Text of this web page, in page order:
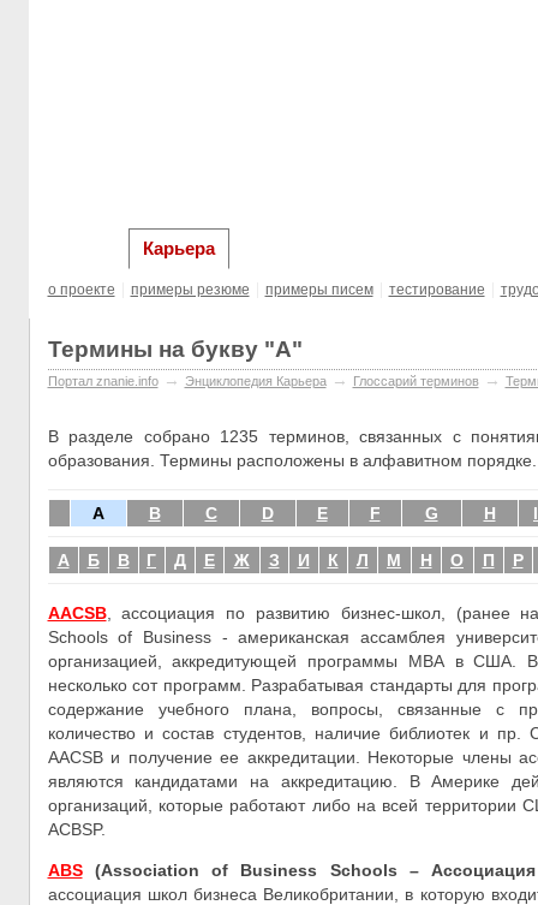
Карьера
о проекте примеры резюме примеры писем тестирование
Термины на букву "A"
Портал znanie.info→ Энциклопедия Карьера→ Глосcарий терминов→
В разделе собрано 1235 терминов, связанных с
образования. Термины расположены в алфавитном порядке.
A B C D E F G H I
А Б В Г Д Е Ж З И К Л М Н О П Р
AACSB, ассоциация по развитию бизнес-школ, (ранее
Schools of Business - американская ассамблея
организацией, аккредитующей программы МВА в США. В
несколько сот программ. Разрабатывая стандарты для
содержание учебного плана, вопросы, связанные с
количество и состав студентов, наличие библиотек и пр.
AACSB и получение ее аккредитации. Некоторые члены
являются кандидатами на аккредитацию. В Америке
организаций, которые работают либо на всей
ACBSP.
ABS
(Association of Business Schools –
ассоциация школ бизнеса Великобритании, в которую